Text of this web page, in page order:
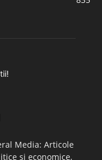
Media: Articole
și economice,